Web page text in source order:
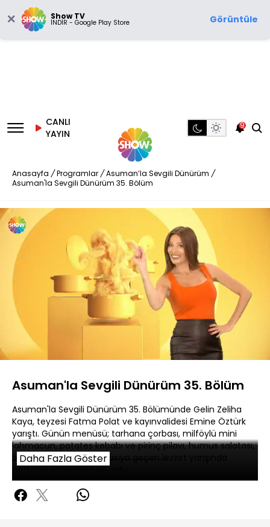
Show TV
İNDİR - Google Play Store Görüntüle
CANLI
YAYIN
9
Anasayfa / Programlar / Asuman’la Sevgili Dünürüm /
Asuman'la Sevgili Dünürüm 35. Bölüm
Sesi
Aç
Oynatma
Hızı
Asuman'la Sevgili Dünürüm 35. Bölüm
Asuman'la Sevgili Dünürüm 35. Bölümünde Gelin Zeliha
Kaya, teyzesi Fatma Polat ve kayınvalidesi Emine Öztürk
yarıştı. Günün menüsü; tarhana çorbası, milföylü mini
lahmacun, patates kebabı ve pirinç pilavı, humus salatası,
bisküvi pastası oldu. Kıyasıya geçen lezzet yarışında
Daha Fazla Göster